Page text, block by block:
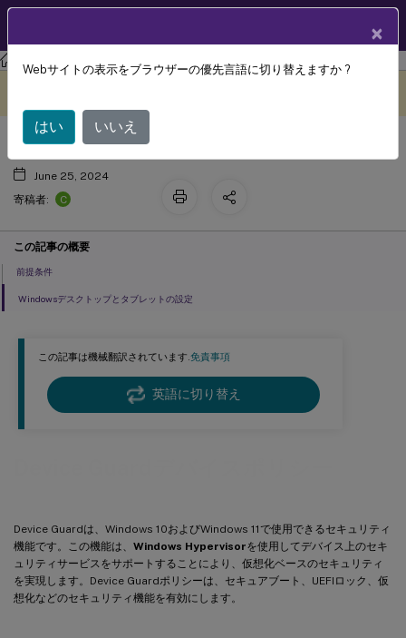
Citrix Endpoint Management
この記事は機械翻訳されています.免責事項
英語に切り替え
Device Guardは、Windows 10およびWindows 11で使用できるセキュリティ
機能です。この機能は、 Windows Hypervisorを使用してデバイス上のセキ
ュリティサービスをサポートすることにより、仮想化ベースのセキュリティ
を実現します。Device Guardポリシーは、セキュアブート、UEFIロック、仮
想化などのセキュリティ機能を有効にします。
Device Guardデバイスポリシー
June 25, 2024
寄稿者:
C
この記事の概要
前提条件
Windowsデスクトップとタブレットの設定
×
Webサイトの表示をブラウザーの優先言語に切り替えますか ?
はい いいえ